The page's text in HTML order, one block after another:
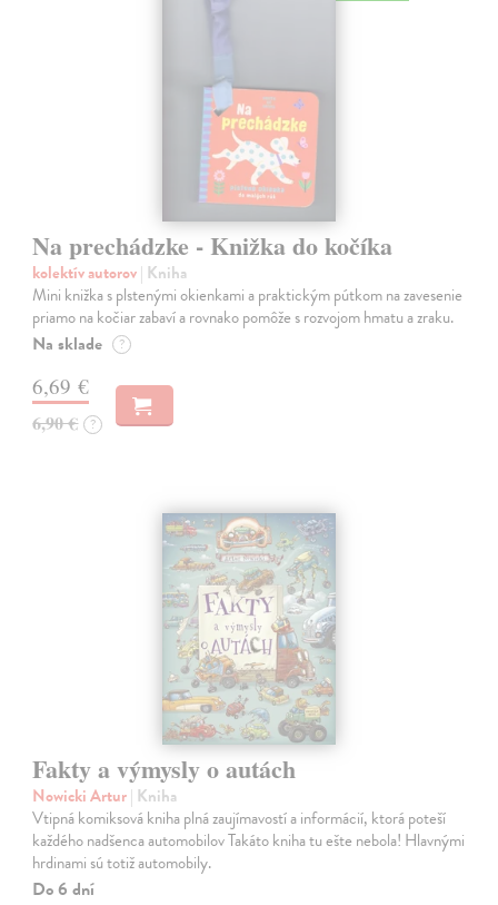
Na prechádzke - Knižka do kočíka
kolektív autorov| Kniha
Mini knižka s plstenými okienkami a praktickým pútkom na zavesenie
priamo na kočiar zabaví a rovnako pomôže s rozvojom hmatu a zraku.
Na sklade ?
6,69 €
6,90 € ?
Fakty a výmysly o autách
Nowicki Artur| Kniha
Vtipná komiksová kniha plná zaujímavostí a informácií, ktorá poteší
každého nadšenca automobilov Takáto kniha tu ešte nebola! Hlavnými
hrdinami sú totiž automobily.
Do 6 dní